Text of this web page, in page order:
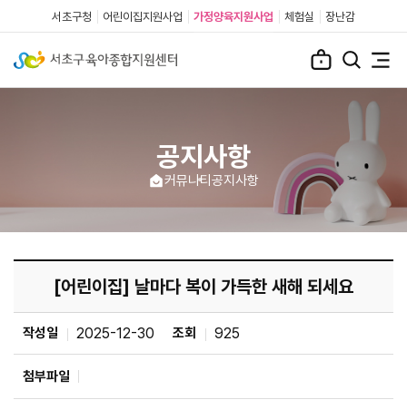
서초구청 어린이집지원사업 가정양육지원사업 체험실 장난감
공지사항
커뮤니티 공지사항
[어린이집] 날마다 복이 가득한 새해 되세요
작성일 2025-12-30 조회 925
첨부파일